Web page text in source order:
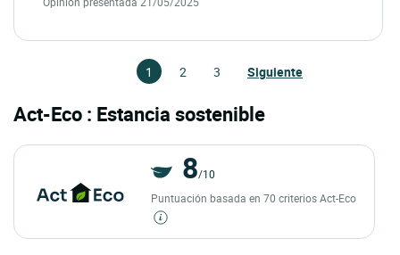
1 2 3 Siguiente
Act-Eco : Estancia sostenible
8/10
Puntuación basada en 70 criterios Act-Eco